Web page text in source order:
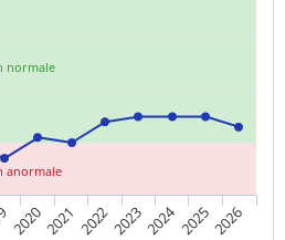
normale
anormale
20202021 20222023202420252026